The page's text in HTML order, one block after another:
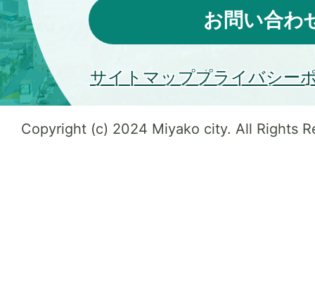
お問い合わ
サイトマッププライバシー
Copyright (c) 2024 Miyako city. All Rights